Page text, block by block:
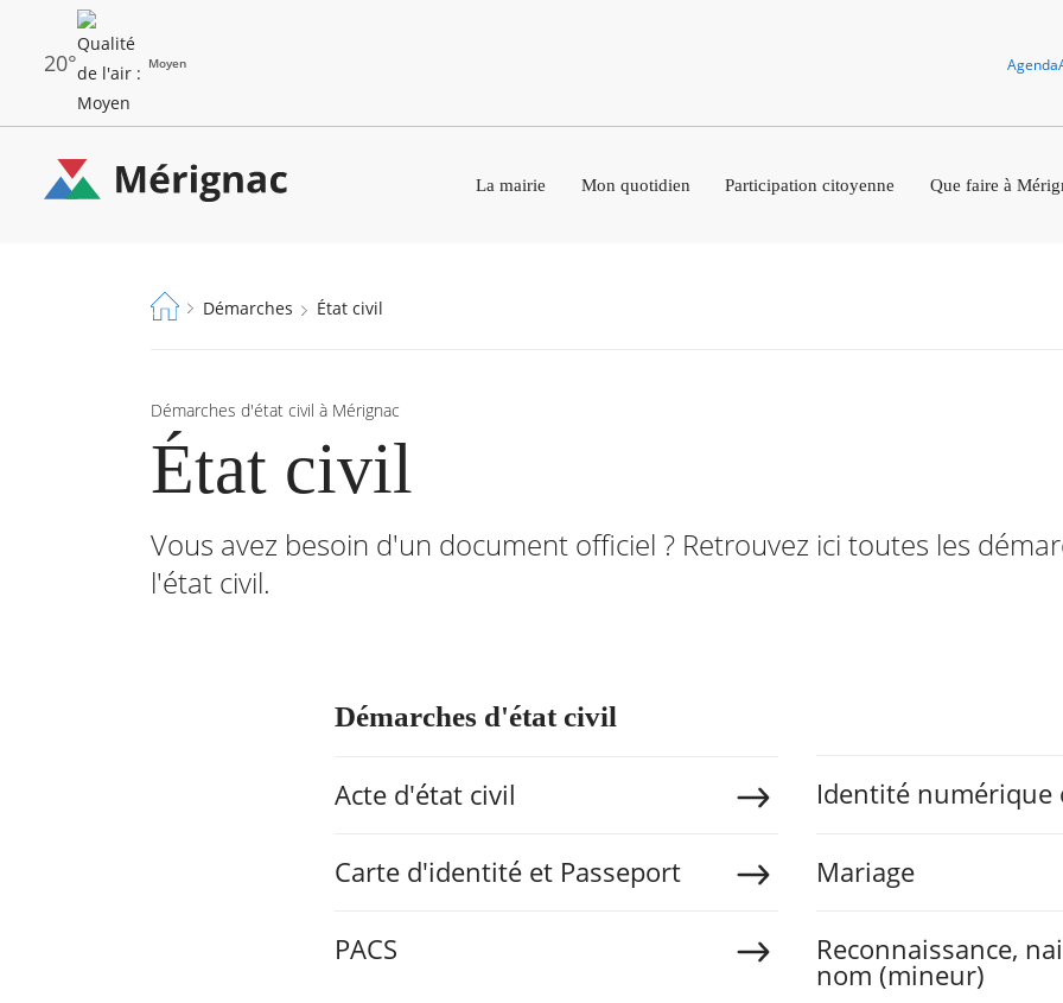
principal
20° Moyen
dernières
alertes
Agenda
La mairie Mon quotidien Participation citoyenne Que faire à
Fil
Démarches État civil
Démarches d'état civil à Mérignac
État civil
Vous avez besoin d'un document officiel ? Retrouvez ici toutes les
l'état civil.
Démarches d'état civil
Acte d'état civil Identité numérique
Carte d'identité et Passeport Mariage
PACS Reconnaissance,
nom (mineur)